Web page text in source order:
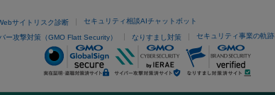
サイトリスク診断 セキュリティ相談AIチャットボット
ー攻撃対策（GMO Flatt Security） なりすまし対策 セキュリティ事業の軌跡